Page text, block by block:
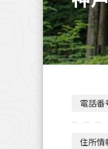
電話番
住所情